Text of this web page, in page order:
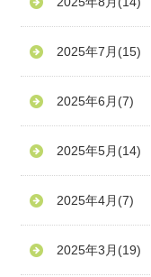
2025年7月 (15)
2025年6月 (7)
2025年5月 (14)
2025年4月 (7)
2025年3月 (19)